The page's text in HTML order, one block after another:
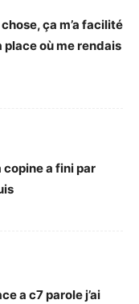
ça m’a facilité
place où me rendais
copine a fini par
a c7 parole j’ai